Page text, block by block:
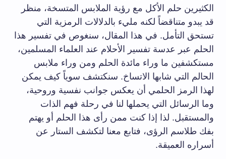
الكثيرين حلم الأكل مع رؤية الملابس المتسخة، منظر
قد يبدو متناقضاً لكنه مليء بالدلالات الرمزية التي
تستحق التأمل. في هذا المقال، سنغوص في تفسير هذا
الحلم عبر عدسة تفسير الأحلام عند العلماء المسلمين،
مستكشفين ما وراء مائدة الحلم ومن وراء ملابس
الحالم التي شابها الاتساخ. سنكتشف سوياً كيف يمكن
لهذا الرمز الحلمي أن يعكس جوانب نفسية وروحية،
وما الرسائل التي يحملها لنا في رحلة فهم الذات
والمستقبل. لذا إذا كنت ممن رأى هذا الحلم أو يهتم
بفك طلاسم الرؤى، فتابع معنا لتكشف الستار عن
أسراره العميقة.